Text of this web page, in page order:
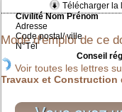
Civilité Nom Prénom
Adresse
Code postal/ ville
N°Tél
Conseil
Télécharger la
Mode d'emploi de ce
Voir toutes les lettres
Travaux et